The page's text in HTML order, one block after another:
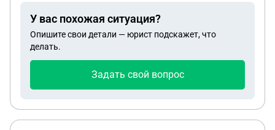
У вас похожая ситуация?
Опишите свои детали — юрист подскажет, что
делать.
Задать свой вопрос